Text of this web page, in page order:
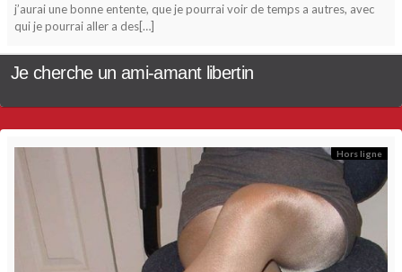
j’aurai une bonne entente, que je pourrai voir de temps a autres, avec
qui je pourrai aller a des[…]
Je cherche un ami-amant libertin
Hors ligne